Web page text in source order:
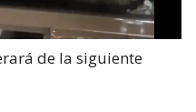
de la siguiente